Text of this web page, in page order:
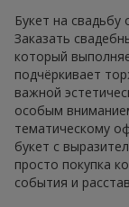
Букет на
Заказать
который
подчёркивает
важной
особым
тематическому
букет с
просто покупка
события и